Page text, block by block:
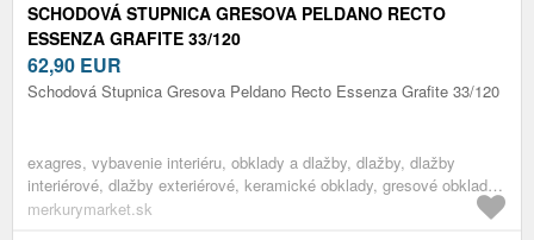
SCHODOVÁ STUPNICA GRESOVA PELDANO RECTO
ESSENZA GRAFITE 33/120
62,90 EUR
Schodová Stupnica Gresova Peldano Recto Essenza Grafite 33/120
exagres, vybavenie interiéru, obklady a dlažby, dlažby, dlažby
interiérové, dlažby exteriérové, keramické obklady, gresové obklady,
dlažba na schody, dlažba schodovka, gresové dlažby
merkurymarket.sk